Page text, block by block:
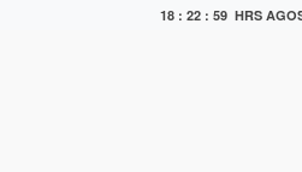
18 : 23 : 00 HRS